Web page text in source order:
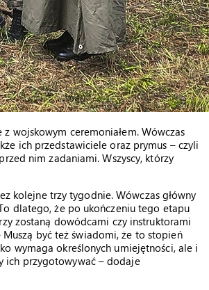
wojskowym ceremoniałem. Wówczas
ich przedstawiciele oraz prymus – czyli
nim zadaniami. Wszyscy, którzy
kolejne trzy tygodnie. Wówczas główny
dlatego, że po ukończeniu tego etapu
zostaną dowódcami czy instruktorami
Muszą być też świadomi, że to stopień
wymaga określonych umiejętności, ale i
ich przygotowywać – dodaje